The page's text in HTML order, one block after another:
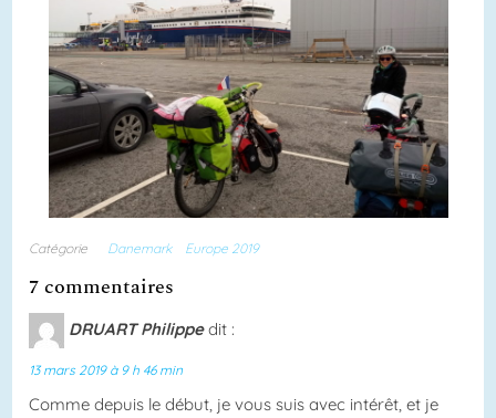
Catégorie Danemark Europe 2019
7 commentaires
DRUART Philippe dit :
13 mars 2019 à 9 h 46 min
Comme depuis le début, je vous suis avec intérêt, et je